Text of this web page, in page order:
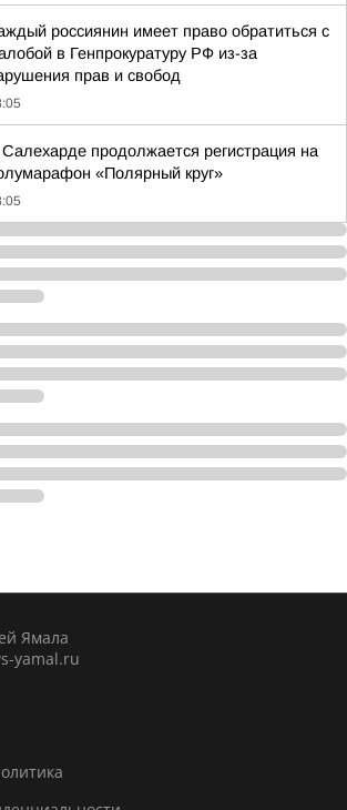
россиянин имеет право обратиться с
в Генпрокуратуру РФ из-за
прав и свобод
продолжается регистрация на
«Полярный круг»
Ямала
yamal.ru